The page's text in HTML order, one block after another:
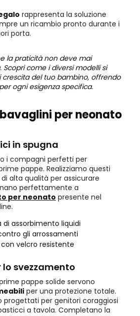
rappresenta la soluzione
un ricambio pronto durante i
porta.
la praticità non deve mai
Scopri come i diversi modelli si
del tuo bambino, offrendo
ogni esigenza specifica.
per neonato
in spugna
i compagni perfetti per
pappe. Realizziamo questi
alta qualità per assicurare
perfettamente a
per neonato presente nel
di assorbimento liquidi
gli arrossamenti
velcro resistente
lo svezzamento
pappe solide servono
per una protezione totale.
progettati per genitori coraggiosi
a tavola. Completano la